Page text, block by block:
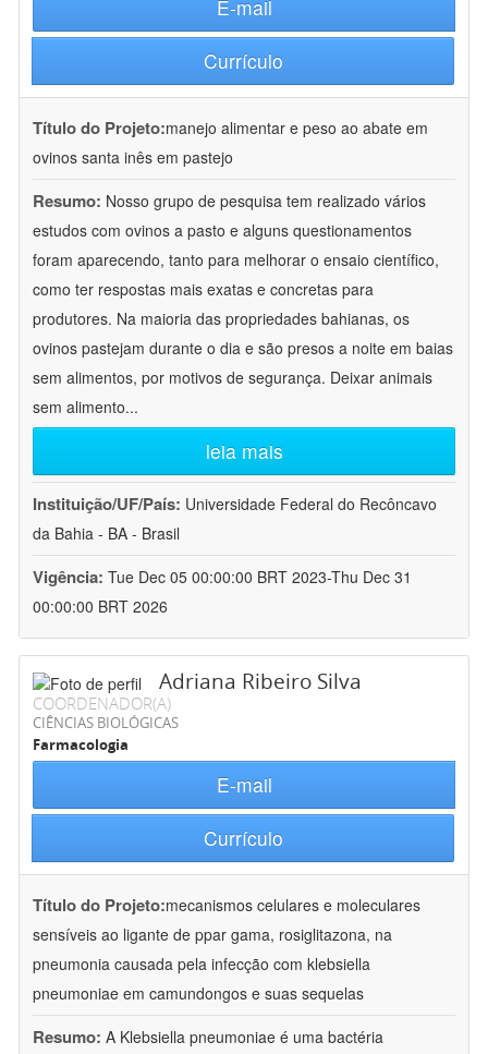
E-mail
Currículo
Título do Projeto:manejo alimentar e peso ao abate em
ovinos santa inês em pastejo
Resumo: Nosso grupo de pesquisa tem realizado vários
estudos com ovinos a pasto e alguns questionamentos
foram aparecendo, tanto para melhorar o ensaio científico,
como ter respostas mais exatas e concretas para
produtores. Na maioria das propriedades bahianas, os
ovinos pastejam durante o dia e são presos a noite em baias
sem alimentos, por motivos de segurança. Deixar animais
sem alimento...
leia mais
Instituição/UF/País: Universidade Federal do Recôncavo
da Bahia - BA - Brasil
Vigência: Tue Dec 05 00:00:00 BRT 2023-Thu Dec 31
00:00:00 BRT 2026
Adriana Ribeiro Silva
COORDENADOR(A)
CIÊNCIAS BIOLÓGICAS
Farmacologia
E-mail
Currículo
Título do Projeto:mecanismos celulares e moleculares
sensíveis ao ligante de ppar gama, rosiglitazona, na
pneumonia causada pela infecção com klebsiella
pneumoniae em camundongos e suas sequelas
Resumo: A Klebsiella pneumoniae é uma bactéria